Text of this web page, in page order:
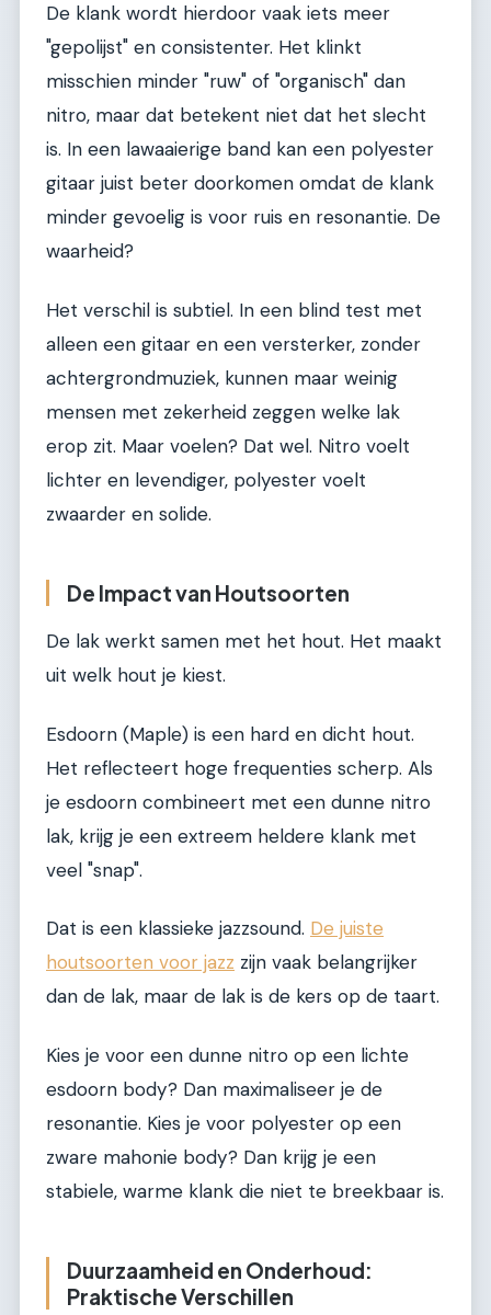
De klank wordt hierdoor vaak iets meer
"gepolijst" en consistenter. Het klinkt
misschien minder "ruw" of "organisch" dan
nitro, maar dat betekent niet dat het slecht
is. In een lawaaierige band kan een polyester
gitaar juist beter doorkomen omdat de klank
minder gevoelig is voor ruis en resonantie. De
waarheid?
Het verschil is subtiel. In een blind test met
alleen een gitaar en een versterker, zonder
achtergrondmuziek, kunnen maar weinig
mensen met zekerheid zeggen welke lak
erop zit. Maar voelen? Dat wel. Nitro voelt
lichter en levendiger, polyester voelt
zwaarder en solide.
De Impact van Houtsoorten
De lak werkt samen met het hout. Het maakt
uit welk hout je kiest.
Esdoorn (Maple) is een hard en dicht hout.
Het reflecteert hoge frequenties scherp. Als
je esdoorn combineert met een dunne nitro
lak, krijg je een extreem heldere klank met
veel "snap".
Dat is een klassieke jazzsound. De juiste
houtsoorten voor jazz zijn vaak belangrijker
dan de lak, maar de lak is de kers op de taart.
Kies je voor een dunne nitro op een lichte
esdoorn body? Dan maximaliseer je de
resonantie. Kies je voor polyester op een
zware mahonie body? Dan krijg je een
stabiele, warme klank die niet te breekbaar is.
Duurzaamheid en Onderhoud:
Praktische Verschillen